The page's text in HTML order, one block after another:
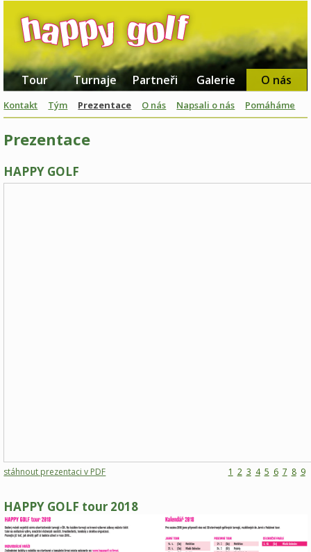
Tour Turnaje Partneři Galerie O nás
Kontakt Tým Prezentace O nás Napsali o nás Pomáháme
Prezentace
HAPPY GOLF
stáhnout prezentaci v PDF 1 2 3 4 5 6 7 8 9
HAPPY GOLF tour 2018